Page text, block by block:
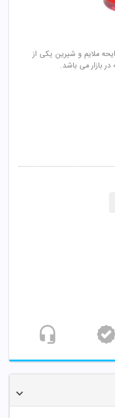
ملایم و شیرین یکی از
بازار می باشد.